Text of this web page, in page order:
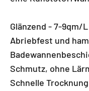
Glänzend - 7-9qm/
Abriebfest und
Schmutz, ohne
Schnelle